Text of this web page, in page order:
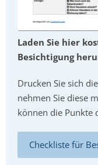
Laden Sie hier
Besichtigung
Drucken Sie sich
nehmen Sie diese
können die Punkte
Checkliste für